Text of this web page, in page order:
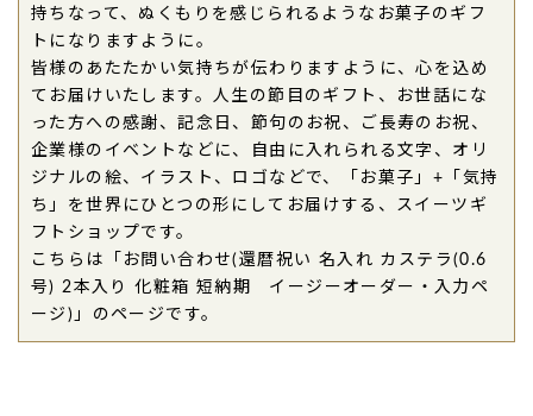
持ちなって、ぬくもりを感じられるようなお菓子のギフ
トになりますように。
皆様のあたたかい気持ちが伝わりますように、心を込め
てお届けいたします。人生の節目のギフト、お世話にな
った方への感謝、記念日、節句のお祝、ご長寿のお祝、
企業様のイベントなどに、自由に入れられる文字、オリ
ジナルの絵、イラスト、ロゴなどで、「お菓子」+「気持
ち」を世界にひとつの形にしてお届けする、スイーツギ
フトショップです。
こちらは「お問い合わせ(還暦祝い 名入れ カステラ(0.6
号) 2本入り 化粧箱 短納期 イージーオーダー・入力ペ
ージ)」のページです。